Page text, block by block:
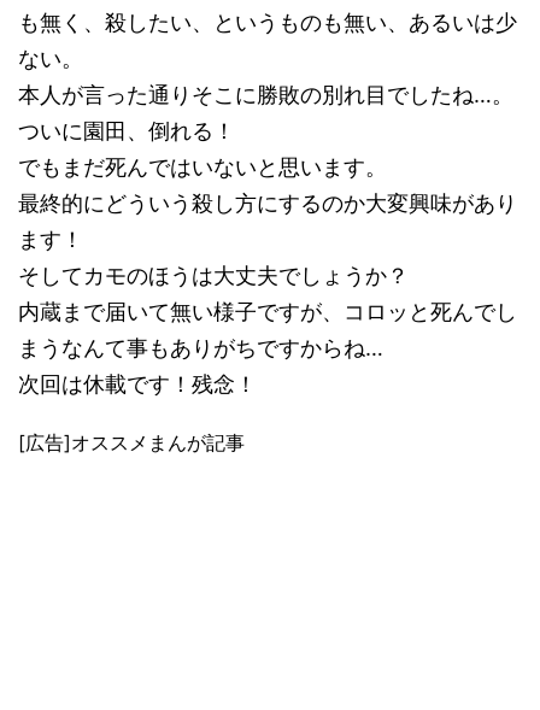
も無く、殺したい、というものも無い、あるいは少
ない。
本人が言った通りそこに勝敗の別れ目でしたね…。
ついに園田、倒れる！
でもまだ死んではいないと思います。
最終的にどういう殺し方にするのか大変興味があり
ます！
そしてカモのほうは大丈夫でしょうか？
内蔵まで届いて無い様子ですが、コロッと死んでし
まうなんて事もありがちですからね…
次回は休載です！残念！
[広告]オススメまんが記事